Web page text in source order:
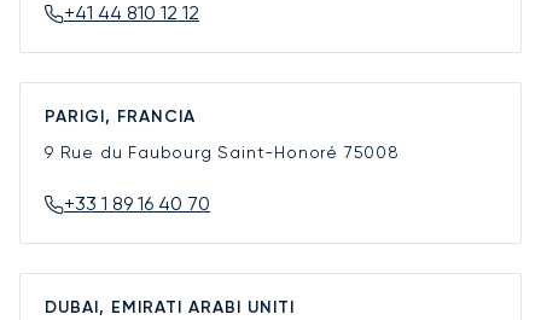
+41 44 810 12 12
PARIGI, FRANCIA
9 Rue du Faubourg Saint-Honoré 75008
+33 1 89 16 40 70
DUBAI, EMIRATI ARABI UNITI